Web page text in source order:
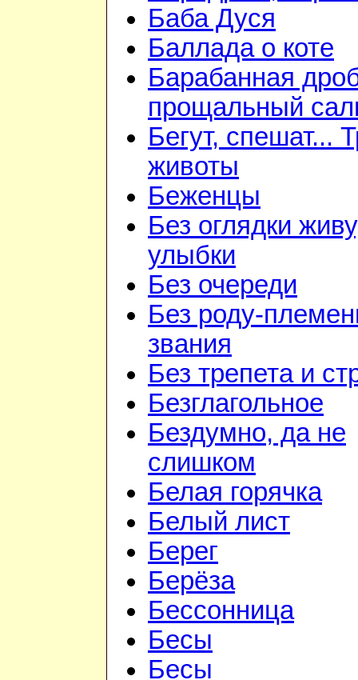
Баба Дуся
Баллада о коте
Барабанная
прощальный
Бегут, спешат...
животы
Беженцы
Без оглядки
улыбки
Без очереди
Без роду-
звания
Без трепета и
Безглагольное
Бездумно, да не
слишком
Белая горячка
Белый лист
Берег
Берёза
Бессонница
Бесы
Бесы